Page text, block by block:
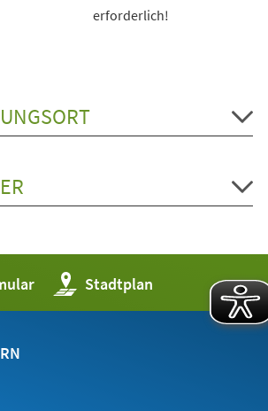
erforderlich!
Stadtplan
(Öffnet
in
einem